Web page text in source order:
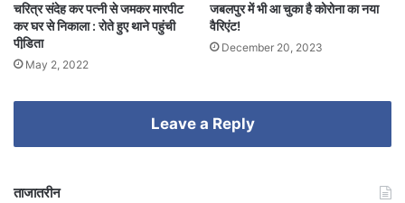
चरित्र संदेह कर पत्नी से जमकर मारपीट
कर घर से निकाला : रोते हुए थाने पहुंची
पीडि़ता
May 2, 2022
जबलपुर में भी आ चुका है कोरोना का नया
वैरिएंट!
December 20, 2023
Leave a Reply
ताजातरीन